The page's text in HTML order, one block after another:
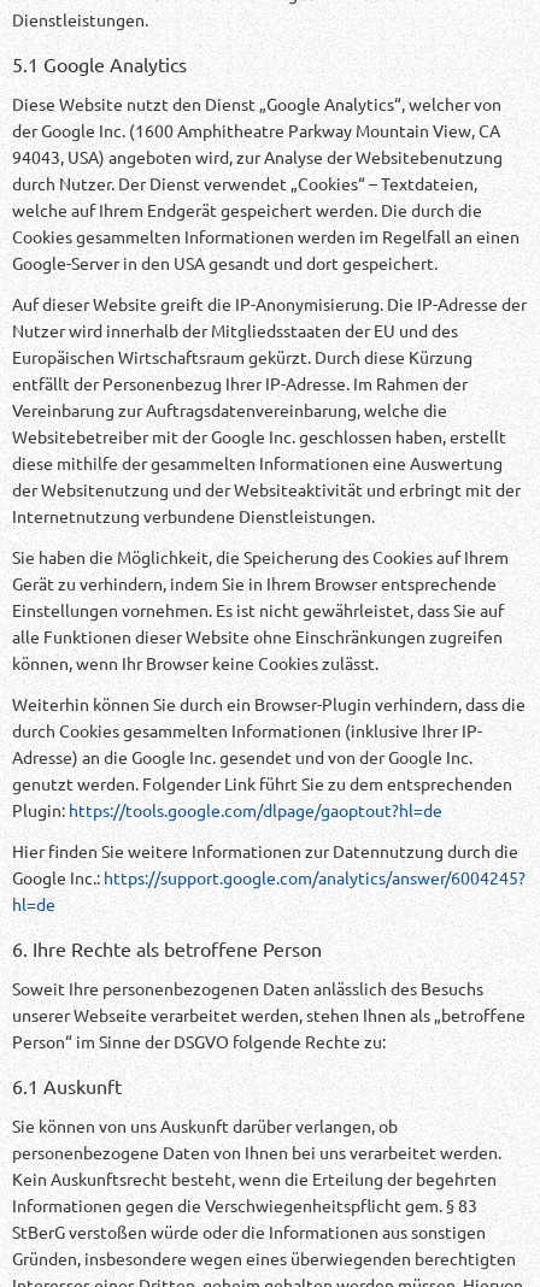
Dienstleistungen.
5.1 Google Analytics
Diese Website nutzt den Dienst „Google Analytics“, welcher von
der Google Inc. (1600 Amphitheatre Parkway Mountain View, CA
94043, USA) angeboten wird, zur Analyse der Websitebenutzung
durch Nutzer. Der Dienst verwendet „Cookies“ – Textdateien,
welche auf Ihrem Endgerät gespeichert werden. Die durch die
Cookies gesammelten Informationen werden im Regelfall an einen
Google-Server in den USA gesandt und dort gespeichert.
Auf dieser Website greift die IP-Anonymisierung. Die IP-Adresse der
Nutzer wird innerhalb der Mitgliedsstaaten der EU und des
Europäischen Wirtschaftsraum gekürzt. Durch diese Kürzung
entfällt der Personenbezug Ihrer IP-Adresse. Im Rahmen der
Vereinbarung zur Auftragsdatenvereinbarung, welche die
Websitebetreiber mit der Google Inc. geschlossen haben, erstellt
diese mithilfe der gesammelten Informationen eine Auswertung
der Websitenutzung und der Websiteaktivität und erbringt mit der
Internetnutzung verbundene Dienstleistungen.
Sie haben die Möglichkeit, die Speicherung des Cookies auf Ihrem
Gerät zu verhindern, indem Sie in Ihrem Browser entsprechende
Einstellungen vornehmen. Es ist nicht gewährleistet, dass Sie auf
alle Funktionen dieser Website ohne Einschränkungen zugreifen
können, wenn Ihr Browser keine Cookies zulässt.
Weiterhin können Sie durch ein Browser-Plugin verhindern, dass die
durch Cookies gesammelten Informationen (inklusive Ihrer IP-
Adresse) an die Google Inc. gesendet und von der Google Inc.
genutzt werden. Folgender Link führt Sie zu dem entsprechenden
Plugin: https://tools.google.com/dlpage/gaoptout?hl=de
Hier finden Sie weitere Informationen zur Datennutzung durch die
Google Inc.: https://support.google.com/analytics/answer/6004245?
hl=de
6. Ihre Rechte als betroffene Person
Soweit Ihre personenbezogenen Daten anlässlich des Besuchs
unserer Webseite verarbeitet werden, stehen Ihnen als „betroffene
Person“ im Sinne der DSGVO folgende Rechte zu:
6.1 Auskunft
Sie können von uns Auskunft darüber verlangen, ob
personenbezogene Daten von Ihnen bei uns verarbeitet werden.
Kein Auskunftsrecht besteht, wenn die Erteilung der begehrten
Informationen gegen die Verschwiegenheitspflicht gem. § 83
StBerG verstoßen würde oder die Informationen aus sonstigen
Gründen, insbesondere wegen eines überwiegenden berechtigten